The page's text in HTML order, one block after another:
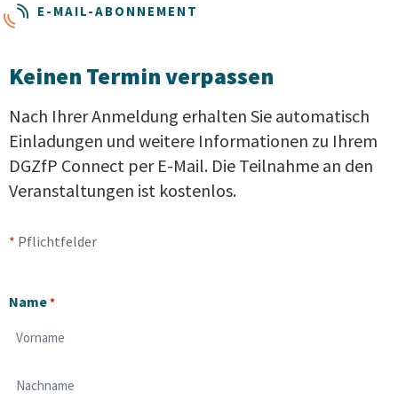
E-MAIL-ABONNEMENT
Keinen Termin verpassen
Nach Ihrer Anmeldung erhalten Sie automatisch
Einladungen und weitere Informationen zu Ihrem
DGZfP Connect per E-Mail. Die Teilnahme an den
Veranstaltungen ist kostenlos.
* Pflichtfelder
Name*